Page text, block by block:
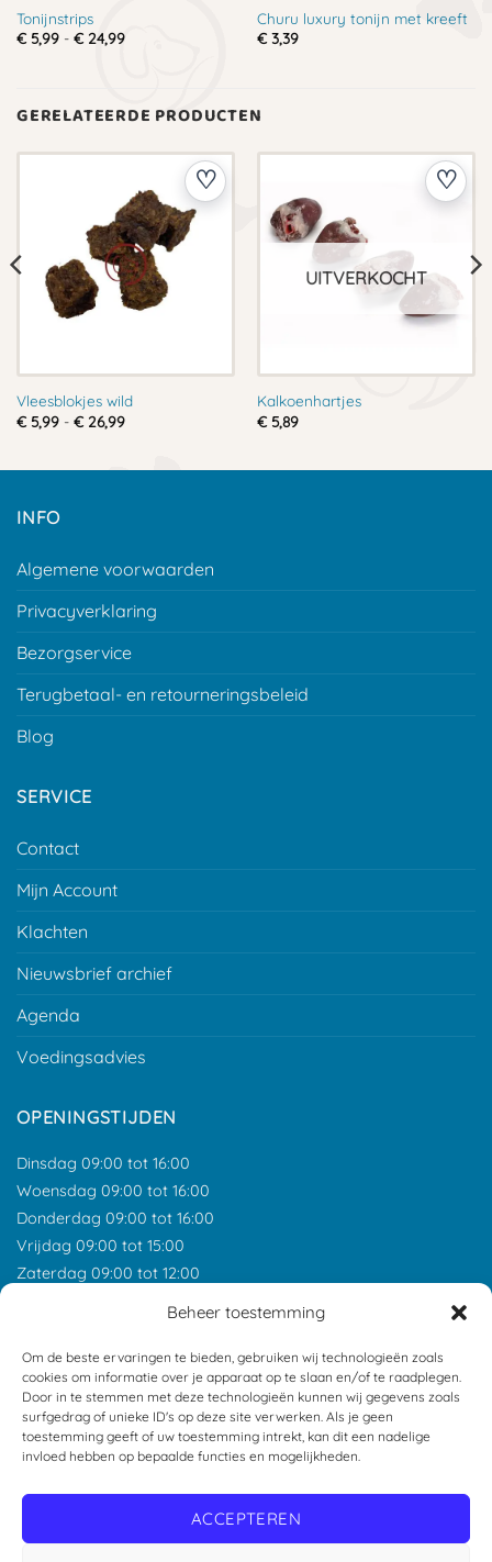
Beheer toestemming
Om de beste ervaringen te bieden, gebruiken wij technologieën zoals
cookies om informatie over je apparaat op te slaan en/of te raadplegen.
Door in te stemmen met deze technologieën kunnen wij gegevens zoals
surfgedrag of unieke ID's op deze site verwerken. Als je geen
toestemming geeft of uw toestemming intrekt, kan dit een nadelige
invloed hebben op bepaalde functies en mogelijkheden.
ACCEPTEREN
Tonijnstrips
€5,99 - €24,99Prijsklasse:
Churu luxury tonijn met kreeft
€3,39
GERELATEERDE PRODUCTEN
Vleesblokjes wild
€5,99 - €26,99Prijsklasse:
UITVERKOCHT
Kalkoenhartjes
€5,89
INFO
Algemene voorwaarden
Privacyverklaring
Bezorgservice
Terugbetaal- en retourneringsbeleid
Blog
SERVICE
Contact
Mijn Account
Klachten
Nieuwsbrief archief
Agenda
Voedingsadvies
OPENINGSTIJDEN
Dinsdag 09:00 tot 16:00
Woensdag 09:00 tot 16:00
Donderdag 09:00 tot 16:00
Vrijdag 09:00 tot 15:00
Zaterdag 09:00 tot 12:00
ONZE RECENSIES